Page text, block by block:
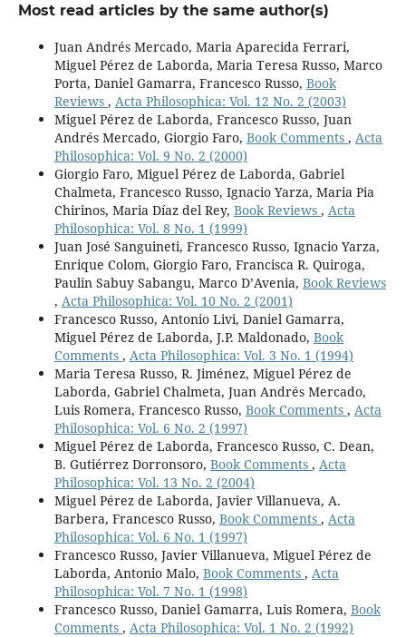
Most read articles by the same author(s)
Juan Andrés Mercado, Maria Aparecida Ferrari,
Miguel Pérez de Laborda, Maria Teresa Russo, Marco
Porta, Daniel Gamarra, Francesco Russo, Book
Reviews , Acta Philosophica: Vol. 12 No. 2 (2003)
Miguel Pérez de Laborda, Francesco Russo, Juan
Andrés Mercado, Giorgio Faro, Book Comments , Acta
Philosophica: Vol. 9 No. 2 (2000)
Giorgio Faro, Miguel Pérez de Laborda, Gabriel
Chalmeta, Francesco Russo, Ignacio Yarza, Maria Pia
Chirinos, Maria Díaz del Rey, Book Reviews , Acta
Philosophica: Vol. 8 No. 1 (1999)
Juan José Sanguineti, Francesco Russo, Ignacio Yarza,
Enrique Colom, Giorgio Faro, Francisca R. Quiroga,
Paulin Sabuy Sabangu, Marco D’Avenia, Book Reviews
, Acta Philosophica: Vol. 10 No. 2 (2001)
Francesco Russo, Antonio Livi, Daniel Gamarra,
Miguel Pérez de Laborda, J.P. Maldonado, Book
Comments , Acta Philosophica: Vol. 3 No. 1 (1994)
Maria Teresa Russo, R. Jiménez, Miguel Pérez de
Laborda, Gabriel Chalmeta, Juan Andrés Mercado,
Luis Romera, Francesco Russo, Book Comments , Acta
Philosophica: Vol. 6 No. 2 (1997)
Miguel Pérez de Laborda, Francesco Russo, C. Dean,
B. Gutiérrez Dorronsoro, Book Comments , Acta
Philosophica: Vol. 13 No. 2 (2004)
Miguel Pérez de Laborda, Javier Villanueva, A.
Barbera, Francesco Russo, Book Comments , Acta
Philosophica: Vol. 6 No. 1 (1997)
Francesco Russo, Javier Villanueva, Miguel Pérez de
Laborda, Antonio Malo, Book Comments , Acta
Philosophica: Vol. 7 No. 1 (1998)
Francesco Russo, Daniel Gamarra, Luis Romera, Book
Comments , Acta Philosophica: Vol. 1 No. 2 (1992)